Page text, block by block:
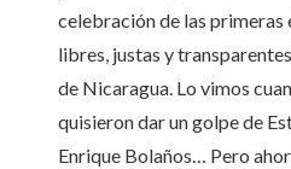
celebración de las primeras
libres, justas y
de Nicaragua. Lo vimos
quisieron dar un golpe de
Enrique Bolaños… Pero